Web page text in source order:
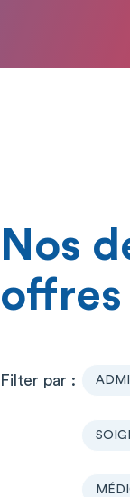
Nos
offres